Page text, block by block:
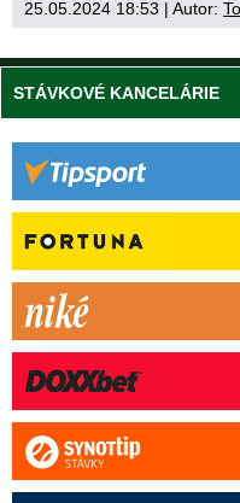
25.05.2024 18:53 | Autor:
STÁVKOVÉ KANCELÁRIE